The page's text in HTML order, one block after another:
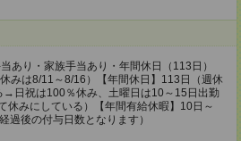
あり・家族手当あり・年間休日（113日）
みは8/11～8/16）【年間休日】113日（週休
→日祝は100％休み、土曜日は10～15日出勤
休みにしている）【年間有給休暇】10日～
過後の付与日数となります）